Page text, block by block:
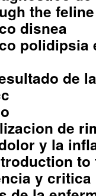
the
disnea
polidipsia
de
de
y la
y